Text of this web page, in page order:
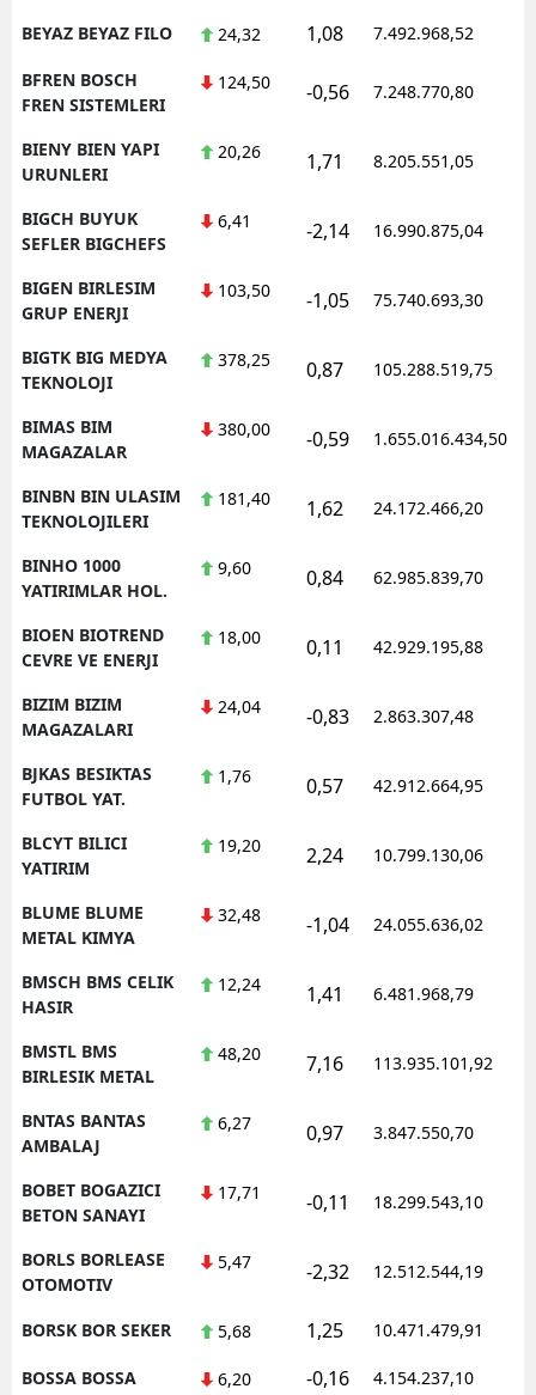
BEYAZ BEYAZ FILO 24,32 1,08 7.492.968,52
BFREN BOSCH
FREN SISTEMLERI
124,50 -0,56 7.248.770,80
BIENY BIEN YAPI
URUNLERI
20,26 1,71 8.205.551,05
BIGCH BUYUK
SEFLER BIGCHEFS
6,41 -2,14 16.990.875,04
BIGEN BIRLESIM
GRUP ENERJI
103,50 -1,05 75.740.693,30
BIGTK BIG MEDYA
TEKNOLOJI
378,25 0,87 105.288.519,75
BIMAS BIM
MAGAZALAR
380,00 -0,59 1.655.016.434,50
BINBN BIN ULASIM
TEKNOLOJILERI
181,40 1,62 24.172.466,20
BINHO 1000
YATIRIMLAR HOL.
9,60 0,84 62.985.839,70
BIOEN BIOTREND
CEVRE VE ENERJI
18,00 0,11 42.929.195,88
BIZIM BIZIM
MAGAZALARI
24,04 -0,83 2.863.307,48
BJKAS BESIKTAS
FUTBOL YAT.
1,76 0,57 42.912.664,95
BLCYT BILICI
YATIRIM
19,20 2,24 10.799.130,06
BLUME BLUME
METAL KIMYA
32,48 -1,04 24.055.636,02
BMSCH BMS CELIK
HASIR
12,24 1,41 6.481.968,79
BMSTL BMS
BIRLESIK METAL
48,20 7,16 113.935.101,92
BNTAS BANTAS
AMBALAJ
6,27 0,97 3.847.550,70
BOBET BOGAZICI
BETON SANAYI
17,71 -0,11 18.299.543,10
BORLS BORLEASE
OTOMOTIV
5,47 -2,32 12.512.544,19
BORSK BOR SEKER 5,68 1,25 10.471.479,91
BOSSA BOSSA 6,20 -0,16 4.154.237,10